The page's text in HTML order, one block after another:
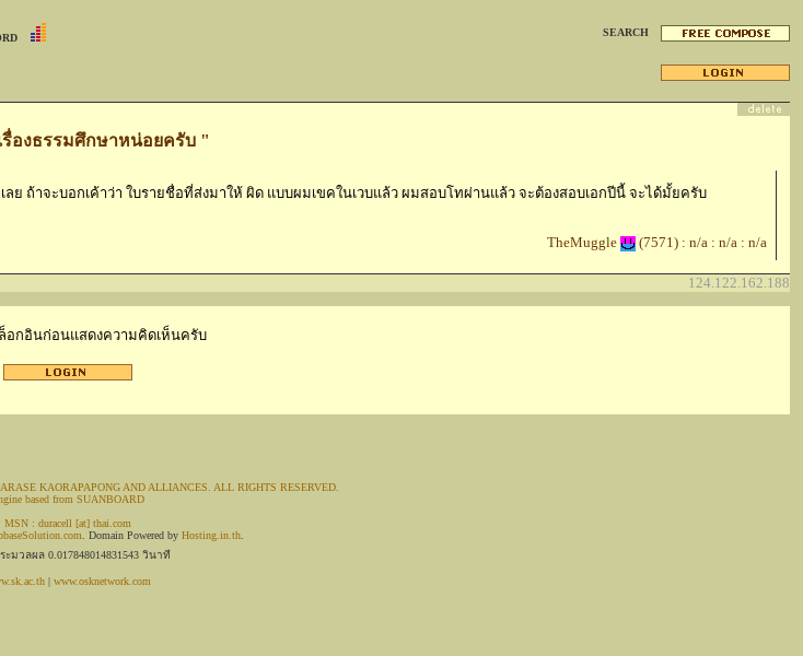
SEARCH
องธรรมศึกษาหน่อยครับ "
ถ้าจะบอกเค้าว่า ใบรายชื่อที่ส่งมาให้ ผิด แบบผมเขคในเวบแล้ว ผมสอบโทผ่านแล้ว จะต้องสอบเอกปีนี้ จะได้มั้ยครับ
TheMuggle (7571) : n/a : n/a : n/a
124.122.162.188
อกอินก่อนแสดงความคิดเห็นครับ
KAORAPAPONG AND ALLIANCES. ALL RIGHTS RESERVED.
based from SUANBOARD
MSN : duracell [at] thai.com
. Domain Powered by Hosting.in.th
ะมวลผล 0.017848014831543 วินาที
| www.osknetwork.com